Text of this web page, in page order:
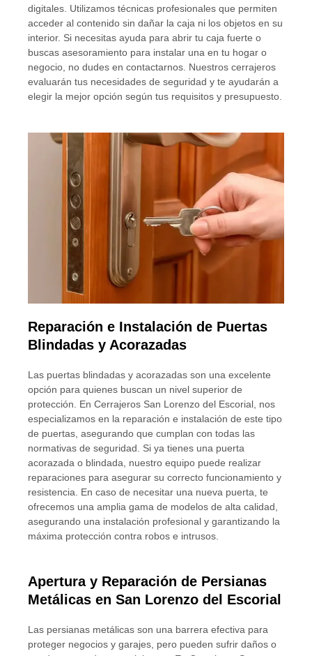
digitales. Utilizamos técnicas profesionales que permiten
acceder al contenido sin dañar la caja ni los objetos en su
interior. Si necesitas ayuda para abrir tu caja fuerte o
buscas asesoramiento para instalar una en tu hogar o
negocio, no dudes en contactarnos. Nuestros cerrajeros
evaluarán tus necesidades de seguridad y te ayudarán a
elegir la mejor opción según tus requisitos y presupuesto.
Reparación e Instalación de Puertas
Blindadas y Acorazadas
Las puertas blindadas y acorazadas son una excelente
opción para quienes buscan un nivel superior de
protección. En Cerrajeros San Lorenzo del Escorial, nos
especializamos en la reparación e instalación de este tipo
de puertas, asegurando que cumplan con todas las
normativas de seguridad. Si ya tienes una puerta
acorazada o blindada, nuestro equipo puede realizar
reparaciones para asegurar su correcto funcionamiento y
resistencia. En caso de necesitar una nueva puerta, te
ofrecemos una amplia gama de modelos de alta calidad,
asegurando una instalación profesional y garantizando la
máxima protección contra robos e intrusos.
Apertura y Reparación de Persianas
Metálicas en San Lorenzo del Escorial
Las persianas metálicas son una barrera efectiva para
proteger negocios y garajes, pero pueden sufrir daños o